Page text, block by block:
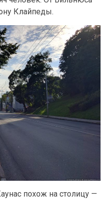
Клайпеды.
похож на столицу —